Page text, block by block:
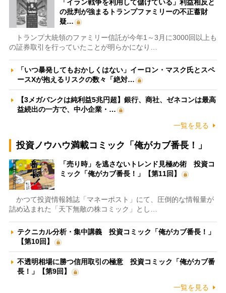
「イラン戦争を利用して儲けている」利益相反と
の批判が強まるトランプファミリーの不正蓄財
疑…
トランプ大統領のファミリー信託が今年1～3月に3000回以上も
の証券取引を行っていたことが明らかになり…
「いつ暴発してもおかしくはない」イーロン・マスク氏とスペ
ースXが抱えるリスクの数々「絶対…
【3メガバンクは純利益5兆円超】銀行、商社、ゼネコンは最高
益続出の一方で、中小企業・…
一覧を見る
投資ノウハウ満載コミック「俺がカブ番長！」
「売り時」を逃さないトレンド見極め術 投資コ
ミック「俺がカブ番長！」【第11回】
かつて投資情報雑誌「マネーポスト」にて、圧倒的な情報量が
詰め込まれた「天下無敵の株コミック」とし…
テクニカル分析・集中講義 投資コミック「俺がカブ番長！」
【第10回】
不透明相場に勝つ信用取引の極意 投資コミック「俺がカブ番
長！」【第9回】
一覧を見る